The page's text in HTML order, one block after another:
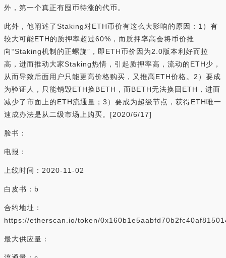
外，第一个真正有囤币待涨的代币。
此外，他阐述了Staking对ETH币价有这么大影响的原因：1）有
较大可能ETH的质押率超过60%，而质押率高会将币价推
向“Staking机制的正螺旋”，即ETH币价因为2.0版本利好而拉
高，进而推动大家Staking热情，引起质押率高，流动的ETH少，
从而导致后面用户只能更高价格购买，又推高ETH价格。2）要成
为验证人，只能销毁ETH换BETH，而BETH无法换回ETH，进而
减少了市面上的ETH流通量；3）要成为超级节点，获得ETH唯一
速成办法是从二级市场上购买。[2020/6/17]
脸书：
电报：
上线时间：2020-11-02
白皮书：b
合约地址：
https://etherscan.io/token/
最大供应量：